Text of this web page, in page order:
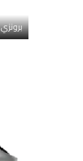
برونزي